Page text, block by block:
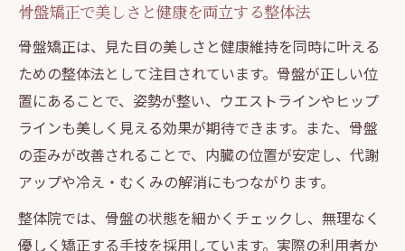
骨盤矯正で美しさと健康を両立する整体法
骨盤矯正は、見た目の美しさと健康維持を同時に叶える
ための整体法として注目されています。骨盤が正しい位
置にあることで、姿勢が整い、ウエストラインやヒップ
ラインも美しく見える効果が期待できます。また、骨盤
の歪みが改善されることで、内臓の位置が安定し、代謝
アップや冷え・むくみの解消にもつながります。
整体院では、骨盤の状態を細かくチェックし、無理なく
優しく矯正する手技を採用しています。実際の利用者か